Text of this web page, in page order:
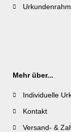
Mehr über...
Individuelle
Kontakt
Versand- &